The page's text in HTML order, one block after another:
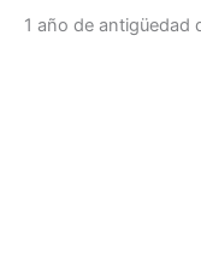
1 año de antigüedad